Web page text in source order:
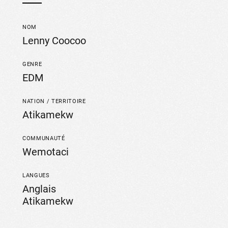
NOM
Lenny Coocoo
GENRE
EDM
NATION / TERRITOIRE
Atikamekw
COMMUNAUTÉ
Wemotaci
LANGUES
Anglais
Atikamekw